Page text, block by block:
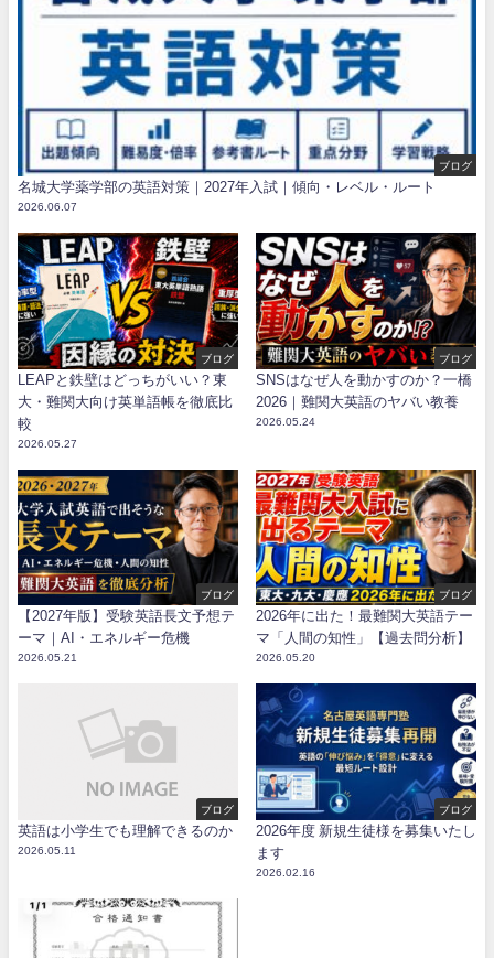
ブログ
名城大学薬学部の英語対策｜2027年入試｜傾向・レベル・ルート
2026.06.07
ブログ
LEAPと鉄壁はどっちがいい？東
大・難関大向け英単語帳を徹底比
較
2026.05.27
ブログ
SNSはなぜ人を動かすのか？一橋
2026｜難関大英語のヤバい教養
2026.05.24
ブログ
【2027年版】受験英語長文予想テ
ーマ｜AI・エネルギー危機
2026.05.21
ブログ
2026年に出た！最難関大英語テー
マ「人間の知性」【過去問分析】
2026.05.20
ブログ
英語は小学生でも理解できるのか
2026.05.11
ブログ
2026年度 新規生徒様を募集いたし
ます
2026.02.16